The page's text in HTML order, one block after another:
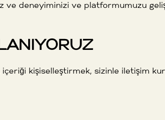
ve deneyiminizi ve platformumuzu
kişiselleştirmek, sizinle iletişim